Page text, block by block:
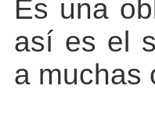
Es una
así es el
a muchas